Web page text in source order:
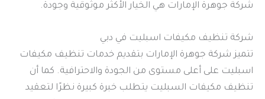
شركة جوهرة الإمارات هي الخيار الأكثر موثوقية وجودة.
شركة تنظيف مكيفات اسبليت في دبي
تتميز شركة جوهرة الإمارات بتقديم خدمات تنظيف مكيفات
اسبليت على أعلى مستوى من الجودة والاحترافية. كما أن
تنظيف مكيفات السبليت يتطلب خبرة كبيرة نظرًا لتعقيد